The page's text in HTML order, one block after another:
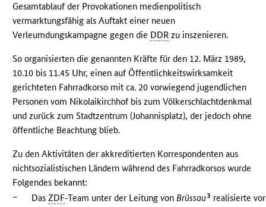
Gesamtablauf der Provokationen medienpolitisch
vermarktungsfähig als Auftakt einer neuen
Verleumdungskampagne gegen die DDR zu inszenieren.
So organisierten die genannten Kräfte für den 12. März 1989,
10.10 bis 11.45 Uhr, einen auf Öffentlichkeitswirksamkeit
gerichteten Fahrradkorso mit ca. 20 vorwiegend jugendlichen
Personen vom Nikolaikirchhof bis zum Völkerschlachtdenkmal
und zurück zum Stadtzentrum (Johannisplatz), der jedoch ohne
öffentliche Beachtung blieb.
Zu den Aktivitäten der akkreditierten Korrespondenten aus
nichtsozialistischen Ländern während des Fahrradkorsos wurde
Folgendes bekannt:
–
DasZDF-Team unter der Leitung vonBrüssau3 realisierte vor